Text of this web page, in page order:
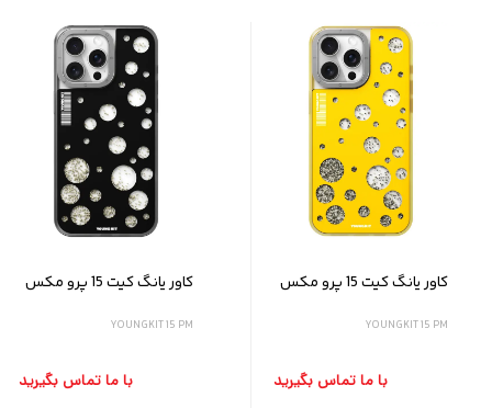
کاور یانگ کیت 15 پرو مکس
YOUNGKIT 15 PM
با ما تماس بگیرید
کاور یانگ کیت 15 پرو مکس
YOUNGKIT 15 PM
با ما تماس بگیرید